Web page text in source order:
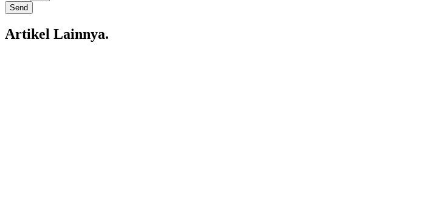
Send
Artikel Lainnya.